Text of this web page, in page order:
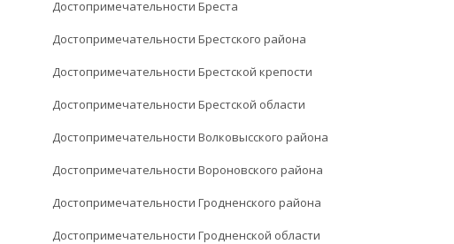
Достопримечательности Бреста
Достопримечательности Брестского района
Достопримечательности Брестской крепости
Достопримечательности Брестской области
Достопримечательности Волковысского района
Достопримечательности Вороновского района
Достопримечательности Гродненского района
Достопримечательности Гродненской области